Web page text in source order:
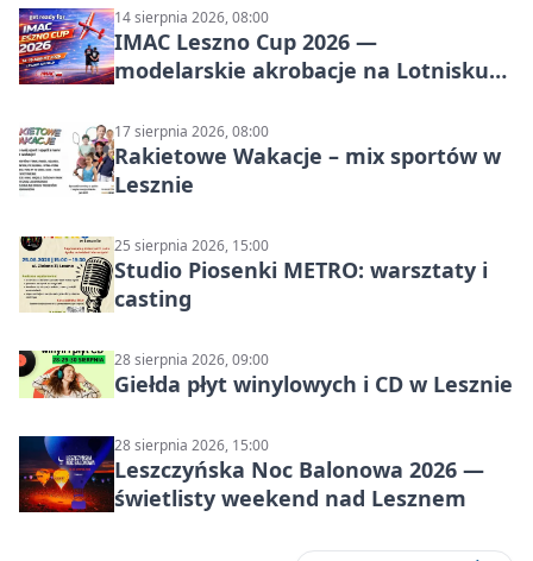
14 sierpnia 2026, 08:00
IMAC Leszno Cup 2026 —
modelarskie akrobacje na Lotnisku
17 sierpnia 2026, 08:00
Rakietowe Wakacje – mix sportów w
Lesznie
25 sierpnia 2026, 15:00
Studio Piosenki METRO: warsztaty i
casting
28 sierpnia 2026, 09:00
Giełda płyt winylowych i CD w Lesznie
28 sierpnia 2026, 15:00
Leszczyńska Noc Balonowa 2026 —
świetlisty weekend nad Lesznem